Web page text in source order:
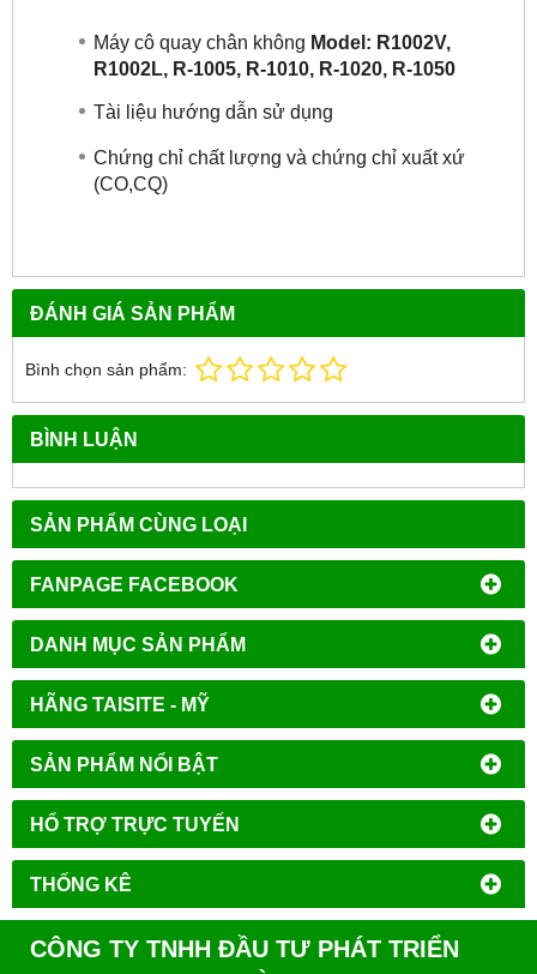
FANPAGE FACEBOOK
DANH MỤC SẢN PHẨM
HÃNG TAISITE - MỸ
SẢN PHẨM NỔI BẬT
HỔ TRỢ TRỰC TUYẾN
THỐNG KÊ
Máy cô quay chân không Model: R1002V,
R1002L, R-1005, R-1010, R-1020, R-1050
Tài liệu hướng dẫn sử dụng
Chứng chỉ chất lượng và chứng chỉ xuất xứ
(CO,CQ)
ĐÁNH GIÁ SẢN PHẨM
Bình chọn sản phẩm:
BÌNH LUẬN
SẢN PHẨM CÙNG LOẠI
CÔNG TY TNHH ĐẦU TƯ PHÁT TRIỂN